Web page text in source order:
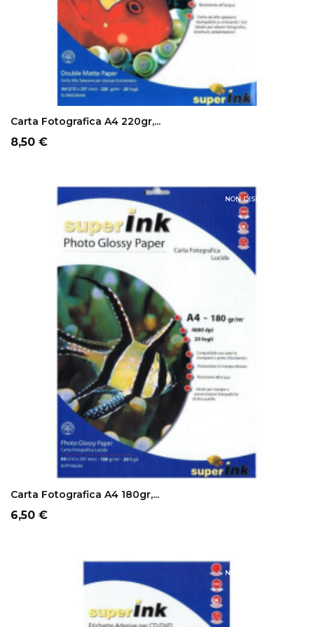
ADD TO CART
Carta Fotografica A4 220gr,...
Prezzo
8,50 €
NON DISPONIBILE
ADD TO CART
Carta Fotografica A4 180gr,...
Prezzo
6,50 €
NON DISPONIBILE